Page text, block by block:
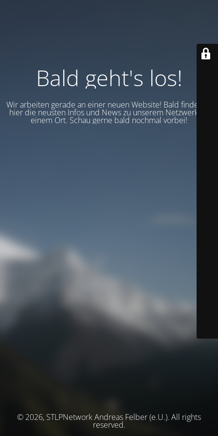
Bald geht's los!
Wir arbeiten gerade an einer neuen Website! Bald findest du
hier die neusten Infos und News zu unserem Netzwerk an
einem Ort. Schau gerne bald nochmal vorbei!
© 2026, STLPNetwork Andreas Felber (e.U.). All rights
reserved.